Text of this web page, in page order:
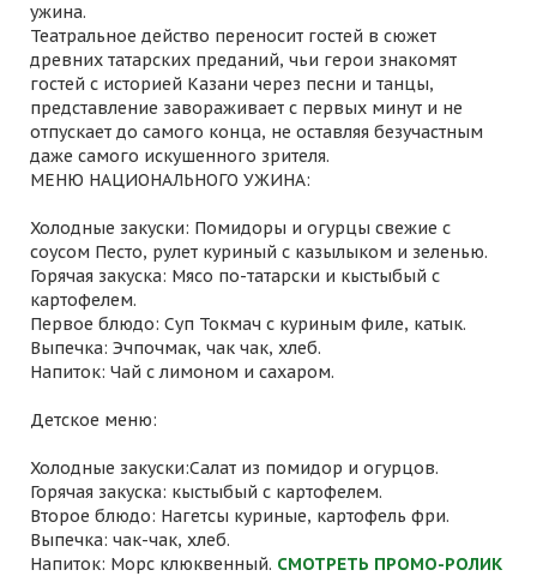
ужина.
Театральное действо переносит гостей в сюжет
древних татарских преданий, чьи герои знакомят
гостей с историей Казани через песни и танцы,
представление завораживает с первых минут и не
отпускает до самого конца, не оставляя безучастным
даже самого искушенного зрителя.
МЕНЮ НАЦИОНАЛЬНОГО УЖИНА:
Холодные закуски: Помидоры и огурцы свежие с
соусом Песто, рулет куриный с казылыком и зеленью.
Горячая закуска: Мясо по-татарски и кыстыбый с
картофелем.
Первое блюдо: Суп Токмач с куриным филе, катык.
Выпечка: Эчпочмак, чак чак, хлеб.
Напиток: Чай с лимоном и сахаром.
Детское меню:
Холодные закуски:Салат из помидор и огурцов.
Горячая закуска: кыстыбый с картофелем.
Второе блюдо: Нагетсы куриные, картофель фри.
Выпечка: чак-чак, хлеб.
Напиток: Морс клюквенный. СМОТРЕТЬ ПРОМО-РОЛИК